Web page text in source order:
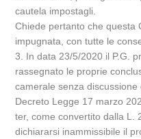
cautela impostagli.
Chiede pertanto che questa
impugnata, con tutte le
3. In data 23/5/2020 il P.G.
rassegnato le proprie
camerale senza
Decreto Legge 17 marzo
ter, come convertito dalla L.
dichiararsi inammissibile il